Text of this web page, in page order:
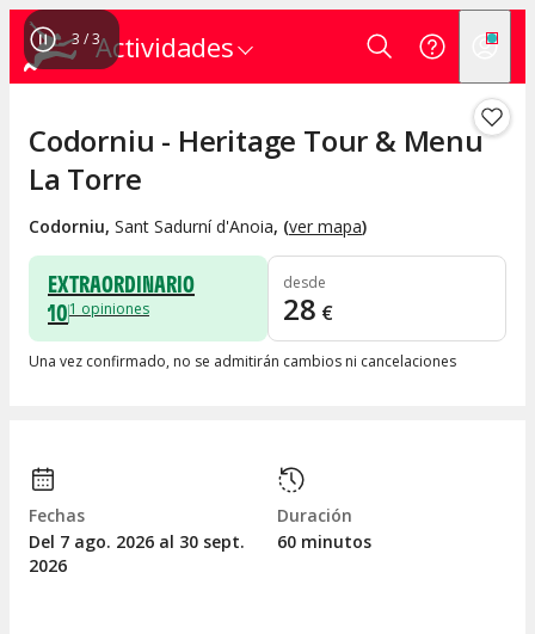
Actividades
1 /3
Codorniu - Heritage Tour & Menu
La Torre
Codorniu, Sant Sadurní d'Anoia, (ver mapa)
EXTRAORDINARIO
101 opiniones
desde
28 €
Una vez confirmado, no se admitirán cambios ni cancelaciones
Fechas
Del 7 ago. 2026 al 30 sept.
2026
Duración
60 minutos